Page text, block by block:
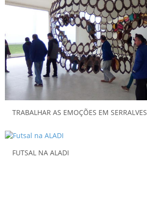
TRABALHAR AS EMOÇÕES EM SERRALVES
FUTSAL NA ALADI